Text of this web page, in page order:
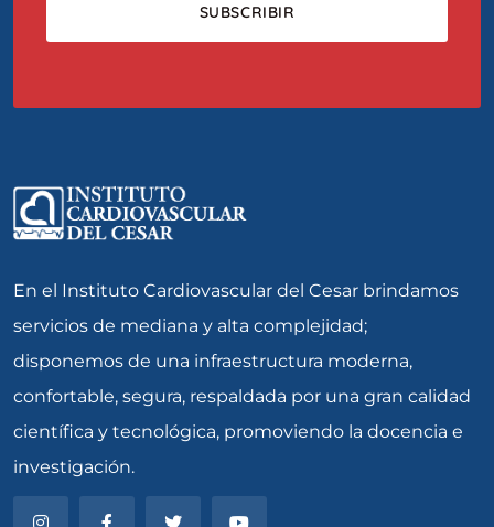
En el Instituto Cardiovascular del Cesar brindamos
servicios de mediana y alta complejidad;
disponemos de una infraestructura moderna,
confortable, segura, respaldada por una gran calidad
científica y tecnológica, promoviendo la docencia e
investigación.